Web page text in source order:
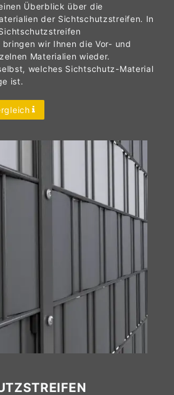
Überblick über die
der Sichtschutzstreifen. In
wir Ihnen die Vor- und
Materialien wieder.
welches Sichtschutz-Material
ist.